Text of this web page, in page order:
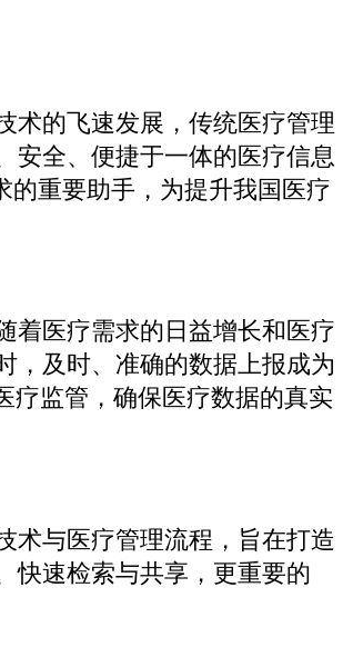
术的飞速发展，传统医疗管理
安全、便捷于一体的医疗信息
的重要助手，为提升我国医疗
着医疗需求的日益增长和医疗
，及时、准确的数据上报成为
疗监管，确保医疗数据的真实
术与医疗管理流程，旨在打造
快速检索与共享，更重要的